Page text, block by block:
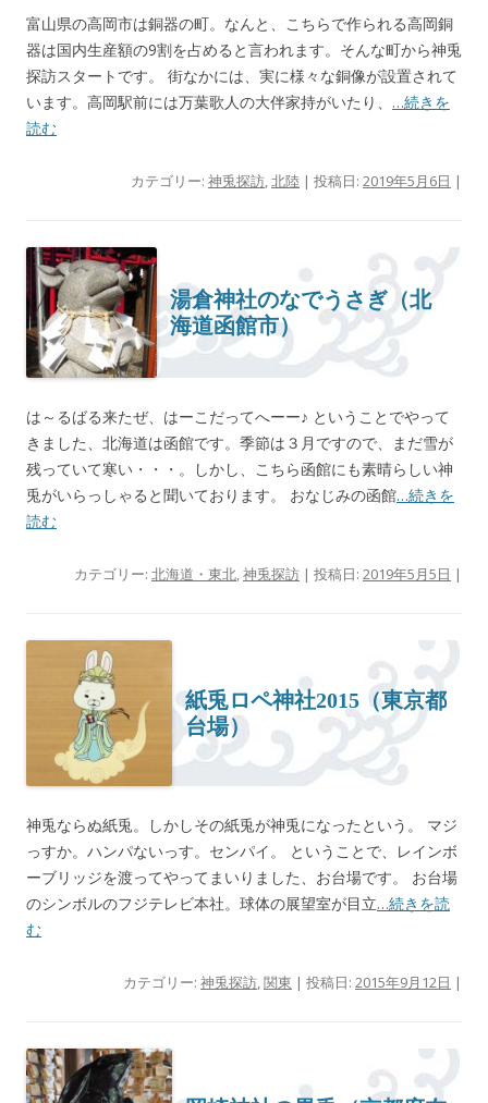
富山県の高岡市は銅器の町。なんと、こちらで作られる高岡銅
器は国内生産額の9割を占めると言われます。そんな町から神兎
探訪スタートです。 街なかには、実に様々な銅像が設置されて
います。高岡駅前には万葉歌人の大伴家持がいたり、 …続きを
読む
カテゴリー: 神兎探訪,北陸 | 投稿日: 2019年5月6日 |
湯倉神社のなでうさぎ（北
海道函館市）
は～るばる来たぜ、はーこだってへーー♪ ということでやって
きました、北海道は函館です。季節は３月ですので、まだ雪が
残っていて寒い・・・。しかし、こちら函館にも素晴らしい神
兎がいらっしゃると聞いております。 おなじみの函館…続きを
読む
カテゴリー: 北海道・東北,神兎探訪 | 投稿日: 2019年5月5日 |
紙兎ロペ神社2015（東京都
台場）
神兎ならぬ紙兎。しかしその紙兎が神兎になったという。 マジ
っすか。ハンパないっす。センパイ。 ということで、レインボ
ーブリッジを渡ってやってまいりました、お台場です。 お台場
のシンボルのフジテレビ本社。球体の展望室が目立…続きを読
む
カテゴリー: 神兎探訪,関東 | 投稿日: 2015年9月12日 |